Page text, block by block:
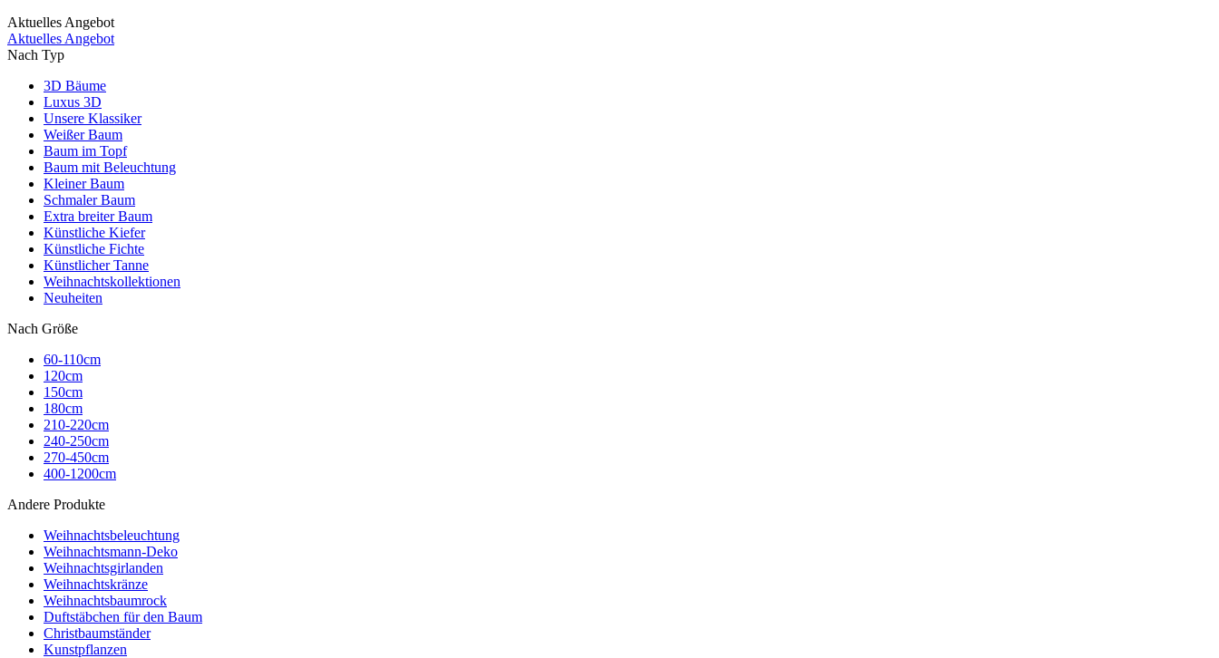
Aktuelles Angebot
Aktuelles Angebot
Nach Typ
3D Bäume
Luxus 3D
Unsere Klassiker
Weißer Baum
Baum im Topf
Baum mit Beleuchtung
Kleiner Baum
Schmaler Baum
Extra breiter Baum
Künstliche Kiefer
Künstliche Fichte
Künstlicher Tanne
Weihnachtskollektionen
Neuheiten
Nach Größe
60-110cm
120cm
150cm
180cm
210-220cm
240-250cm
270-450cm
400-1200cm
Andere Produkte
Weihnachtsbeleuchtung
Weihnachtsmann-Deko
Weihnachtsgirlanden
Weihnachtskränze
Weihnachtsbaumrock
Duftstäbchen für den Baum
Christbaumständer
Kunstpflanzen